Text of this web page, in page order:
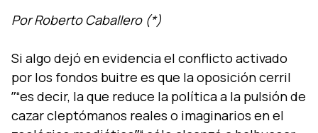
Por Roberto Caballero (*)